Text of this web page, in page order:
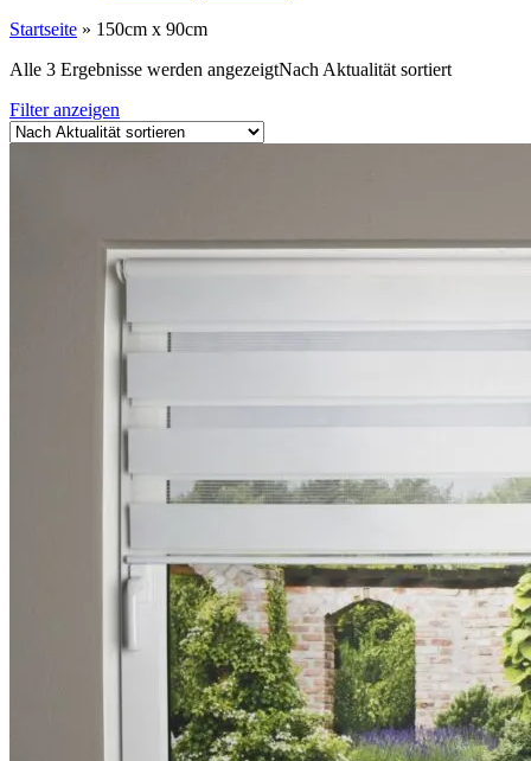
Startseite » 150cm x 90cm
Alle 3 Ergebnisse werden angezeigtNach Aktualität sortiert
Filter anzeigen